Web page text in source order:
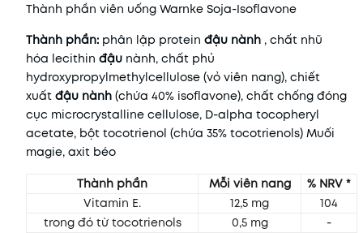
Thành phần viên uống Warnke Soja-Isoflavone
Thành phần: phân lập protein đậu nành , chất nhũ
hóa lecithin đậu nành, chất phủ
hydroxypropylmethylcellulose (vỏ viên nang), chiết
xuất đậu nành (chứa 40% isoflavone), chất chống đóng
cục microcrystalline cellulose, D-alpha tocopheryl
acetate, bột tocotrienol (chứa 35% tocotrienols) Muối
magie, axit béo
Thành phần
Mỗi viên nang
% NRV *
Vitamin E.
12,5 mg
104
trong đó từ tocotrienols
0,5 mg
-